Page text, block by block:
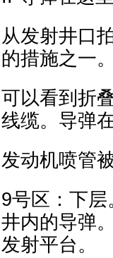
从发射井口
的措施之一。
可以看到折
线缆。导弹
发动机喷管
9号区：下
井内的导弹
发射平台。